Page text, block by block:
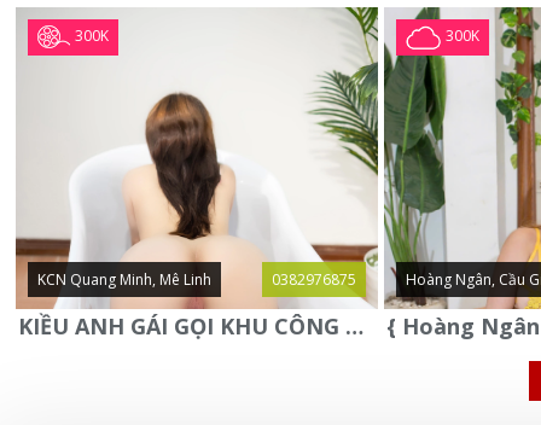
300K
KCN Quang Minh, Mê Linh 0382976875
KIỀU ANH GÁI GỌI KHU CÔNG NGHIỆP QUANG MINH - MÊ LINH
300K
Hoàng Ngân, Cầu